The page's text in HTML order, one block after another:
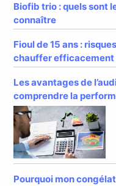
Biofib trio : quels sont
connaître
Fioul de 15 ans :
chauffer efficacement
Les avantages de
comprendre la
Pourquoi mon